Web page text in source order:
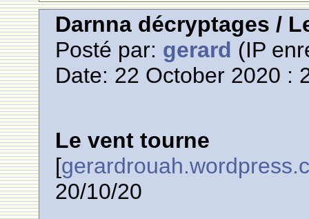
Darnna décryptages /
Posté par: gerard (IP
Date: 22 October 2020 :
Le vent tourne
[
20/10/20